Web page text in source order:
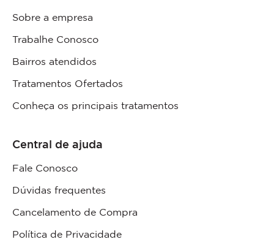
Sobre a empresa
Trabalhe Conosco
Bairros atendidos
Tratamentos Ofertados
Conheça os principais tratamentos
Central de ajuda
Fale Conosco
Dúvidas frequentes
Cancelamento de Compra
Política de Privacidade